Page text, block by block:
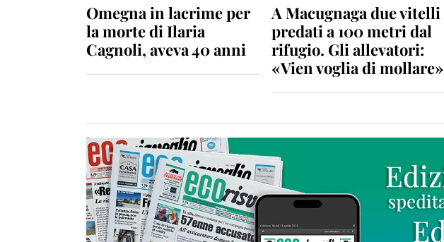
Omegna in lacrime per
la morte di Ilaria
Cagnoli, aveva 40 anni
A Macugnaga due vitelli
predati a 100 metri dal
rifugio. Gli allevatori:
«Vien voglia di mollare»